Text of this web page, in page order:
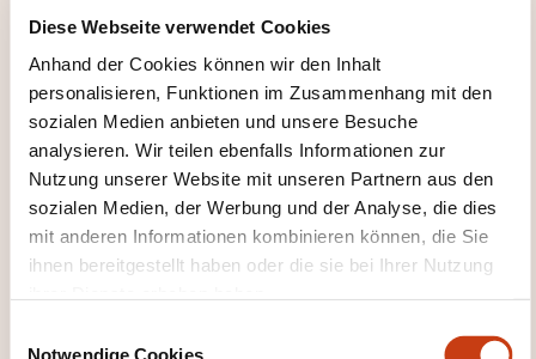
Diese Webseite verwendet Cookies
Anhand der Cookies können wir den Inhalt
personalisieren, Funktionen im Zusammenhang mit den
sozialen Medien anbieten und unsere Besuche
analysieren. Wir teilen ebenfalls Informationen zur
Nutzung unserer Website mit unseren Partnern aus den
sozialen Medien, der Werbung und der Analyse, die dies
mit anderen Informationen kombinieren können, die Sie
ihnen bereitgestellt haben oder die sie bei Ihrer Nutzung
Notwendige Cookies
Alle Weiterbildungen anzeigen
Diese anderen Weiterbildungen könnten Sie
auch interessieren:
Bar Café Gaststätte
Convenience Food
Diätküche
Fast Food
Gastronomiegewerbe
Hotellerie
Hygiene Sicherheit Hotel Restaurant
Restaurant Bar
Pizzeria Rezeptionsservice